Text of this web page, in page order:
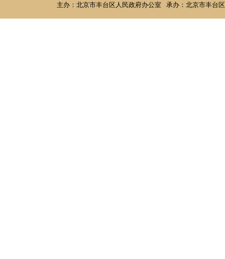
主办：北京市丰台区人民政府办公室 承办：北京市丰台